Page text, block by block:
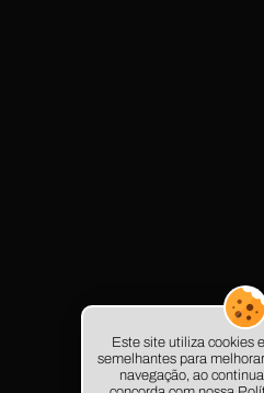
© 2025 - LC
Este site utiliza cookies
semelhantes para
navegação, ao